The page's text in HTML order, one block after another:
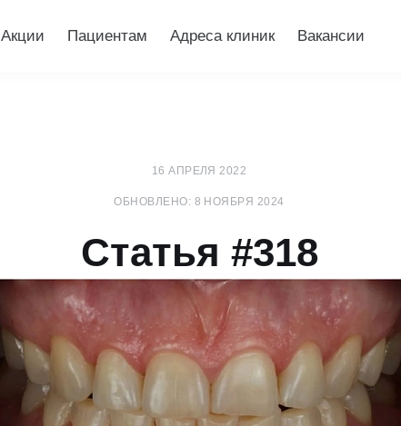
Акции Пациентам Адреса клиник Вакансии
16 АПРЕЛЯ 2022
ОБНОВЛЕНО: 8 НОЯБРЯ 2024
Статья #318